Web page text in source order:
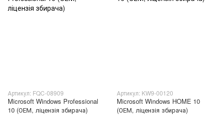
Артикул: FQC-08909
Microsoft Windows Professional
10 (ОЕМ, ліцензія збирача)
Артикул: KW9-00120
Microsoft Windows HOME 10
(ОЕМ, ліцензія збирача)